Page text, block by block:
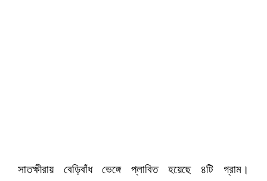
সাতক্ষীরায় বেড়িবাঁধ ভেঙ্গে প্লাবিত হয়েছে ৪টি গ্রাম।